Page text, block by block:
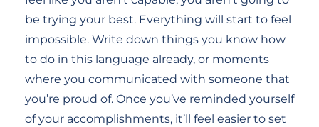
be trying your best. Everything will start to feel
impossible. Write down things you know how
to do in this language already, or moments
where you communicated with someone that
you’re proud of. Once you’ve reminded yourself
of your accomplishments, it’ll feel easier to set